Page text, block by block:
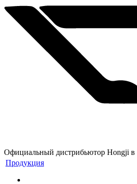
Официальный дистрибьютор Hongji
Продукция